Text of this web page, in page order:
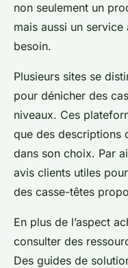
non seulement un
mais aussi un
besoin.
Plusieurs sites se
pour dénicher des
niveaux. Ces
que des descriptions
dans son choix. Par
avis clients utiles
des casse-têtes
En plus de l’aspect
consulter des
Des guides de